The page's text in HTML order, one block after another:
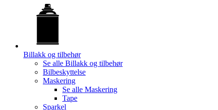
Billakk og tilbehør
Se alle Billakk og tilbehør
Bilbeskyttelse
Maskering
Se alle Maskering
Tape
Sparkel